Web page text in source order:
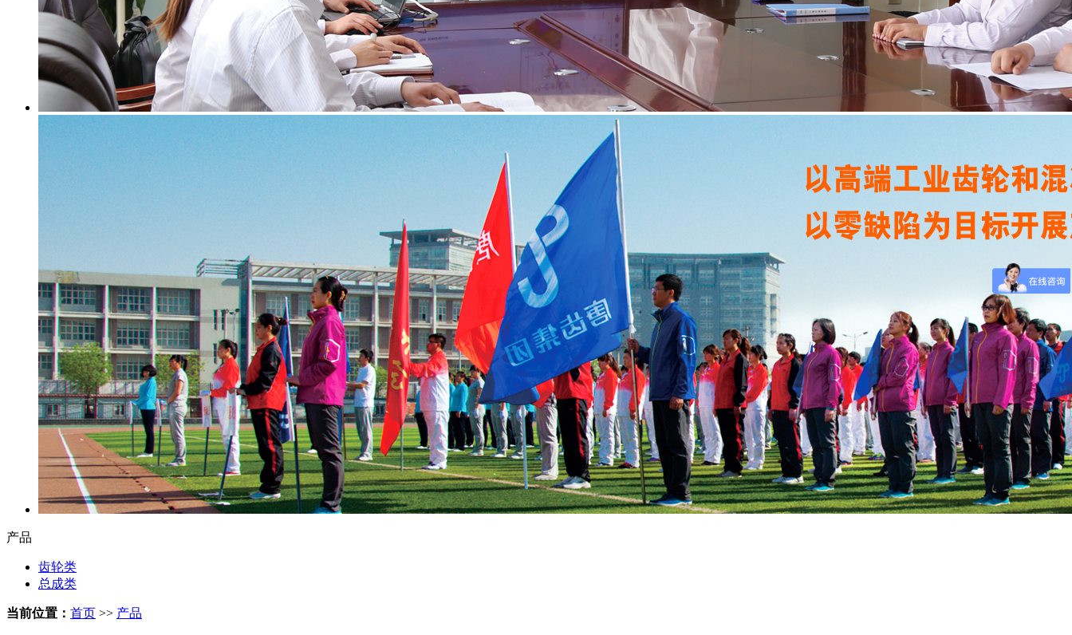
产品
齿轮类
总成类
当前位置： 首页 >> 产品